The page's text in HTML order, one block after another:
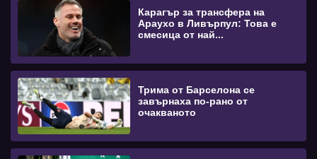
Карагър за трансфера на
Араухо в Ливърпул: Това е
смесица от най...
Трима от Барселона се
завърнаха по-рано от
очакваното